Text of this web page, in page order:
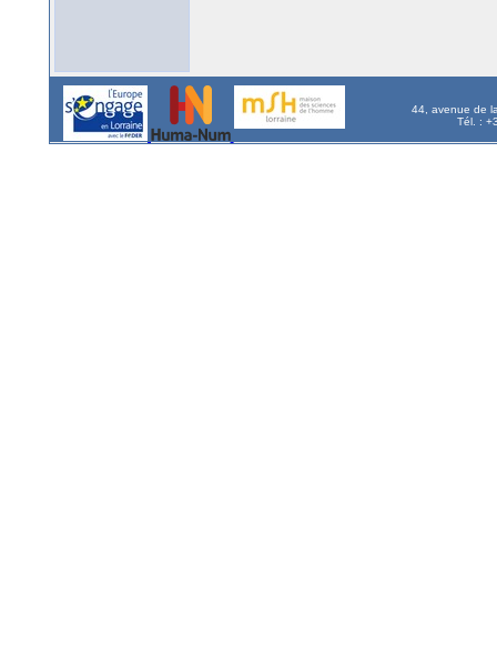
44, avenue de
Tél. :